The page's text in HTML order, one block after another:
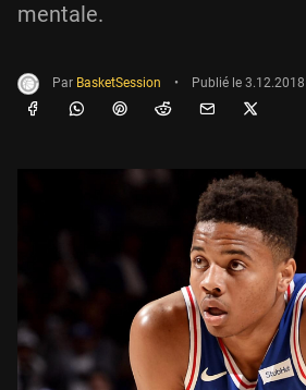
mentale.
Par BasketSession • Publié le 3.12.2018